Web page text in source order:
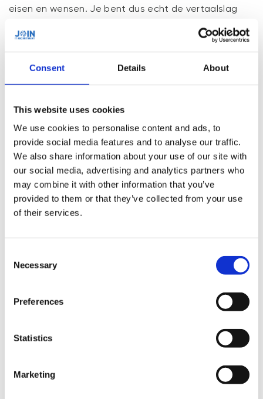
Consent Details About
This website uses cookies
We use cookies to personalise content and ads, to
provide social media features and to analyse our traffic.
We also share information about your use of our site with
our social media, advertising and analytics partners who
may combine it with other information that you’ve
provided to them or that they’ve collected from your use
of their services.
Selection
Necessary
Preferences
Statistics
Marketing
eisen en wensen. Je bent dus echt de vertaalslag
ons datawarehouse en bouwt rapportages of
dashboards of begeleidt daarin key-users van onze
business units. Je overziet de complexiteit van het
datalandschap en adviseert klanten en collega’s. Je
test- acceptatie-, en productieomgeving.
Functie eigenschappen
ETL
Data Warehousing
Coaching
Architectuur
Waar zijn wij naar opzoek?
HBO werk en denkniveau
PowerBI)
Kennis en ervaring van TimeXTender is een Pré
Minimaal 50% thuiswerken na corona